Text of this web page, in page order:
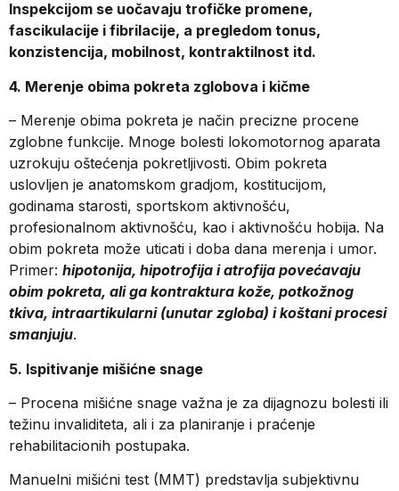
Inspekcijom se uočavaju trofičke promene,
fascikulacije i fibrilacije, a pregledom tonus,
konzistencija, mobilnost, kontraktilnost itd.
4. Merenje obima pokreta zglobova i kičme
– Merenje obima pokreta je način precizne procene
zglobne funkcije. Mnoge bolesti lokomotornog aparata
uzrokuju oštećenja pokretljivosti. Obim pokreta
uslovljen je anatomskom gradjom, kostitucijom,
godinama starosti, sportskom aktivnošću,
profesionalnom aktivnošću, kao i aktivnošću hobija. Na
obim pokreta može uticati i doba dana merenja i umor.
Primer: hipotonija, hipotrofija i atrofija povećavaju
obim pokreta, ali ga kontraktura kože, potkožnog
tkiva, intraartikularni (unutar zgloba) i koštani procesi
smanjuju.
5. Ispitivanje mišićne snage
– Procena mišićne snage važna je za dijagnozu bolesti ili
težinu invaliditeta, ali i za planiranje i praćenje
rehabilitacionih postupaka.
Manuelni mišićni test (MMT) predstavlja subjektivnu